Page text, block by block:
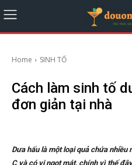
Home SINH TỐ
Cách làm sinh tố
đơn giản tại nhà
Dưa hấu là một loại quả chứa
C và có vị ngọt mát, chính vì thế